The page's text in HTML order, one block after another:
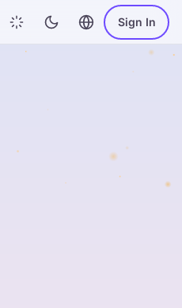
Sign In